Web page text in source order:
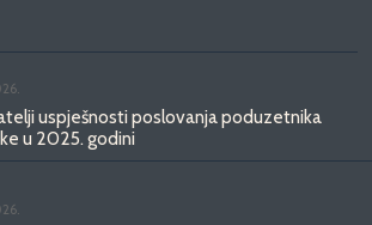
uspješnosti poslovanja poduzetnika
u 2025. godini